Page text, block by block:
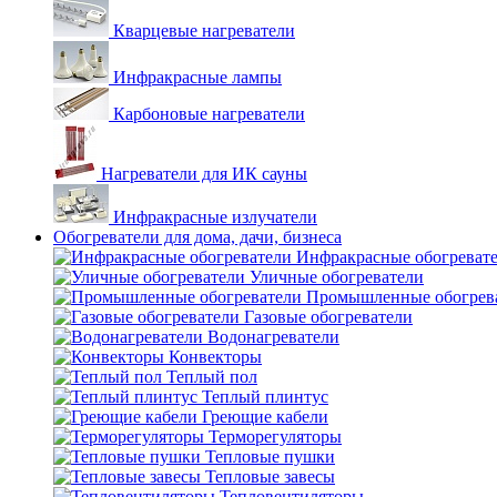
Кварцевые нагреватели
Инфракрасные лампы
Карбоновые нагреватели
Нагреватели для ИК сауны
Инфракрасные излучатели
Обогреватели для дома, дачи, бизнеса
Инфракрасные
Уличные обогреватели
Промышленные
Газовые обогреватели
Водонагреватели
Конвекторы
Теплый пол
Теплый плинтус
Греющие кабели
Терморегуляторы
Тепловые пушки
Тепловые завесы